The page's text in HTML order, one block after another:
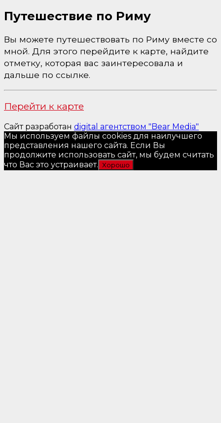
Путешествие по Риму
Вы можете путешествовать по Риму вместе со
мной. Для этого перейдите к карте, найдите
отметку, которая вас заинтересовала и
дальше по ссылке.
Перейти к карте
Сайт разработан digital агентством "Bear Media"
Мы используем файлы cookies для наилучшего
представления нашего сайта. Если Вы
продолжите использовать сайт, мы будем считать
что Вас это устраивает. Хорошо